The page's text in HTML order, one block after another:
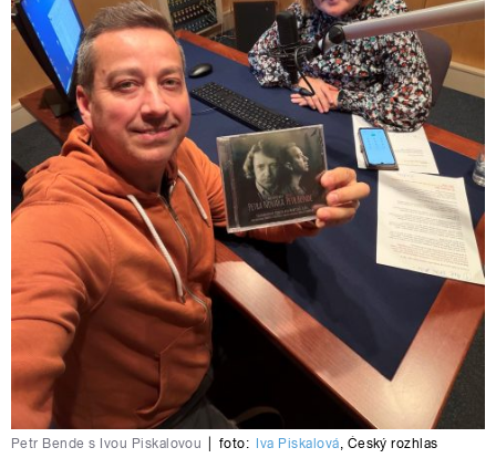
Petr Bende s Ivou Piskalovou foto: Iva Piskalová Český rozhlas